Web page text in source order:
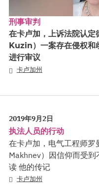
刑事审判
在卡卢加，上诉法院认
Kuzin）一案存在侵权和
进行审议
卡卢加州
2019年9月2日
执法人员的行动
在卡卢加，电气工程师罗
Makhnev）因信仰而受
读 他的传记
卡卢加州